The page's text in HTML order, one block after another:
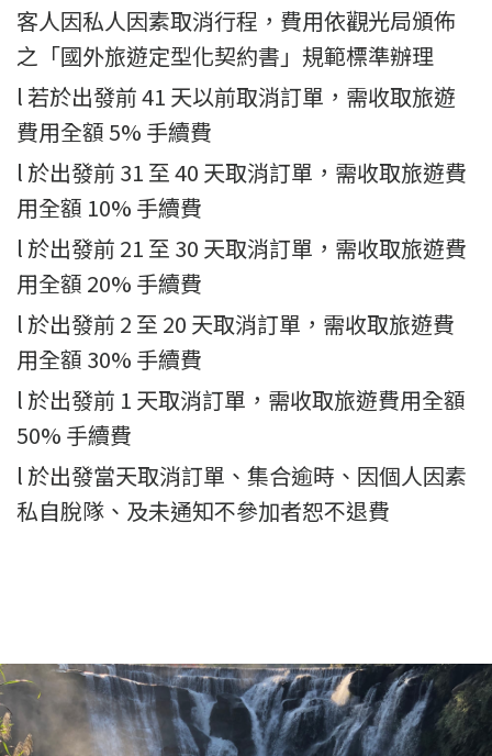
客人因私人因素取消行程，費用依觀光局頒佈
之「國外旅遊定型化契約書」規範標準辦理
l 若於出發前 41 天以前取消訂單，需收取旅遊
費用全額 5% 手續費
l 於出發前 31 至 40 天取消訂單，需收取旅遊費
用全額 10% 手續費
l 於出發前 21 至 30 天取消訂單，需收取旅遊費
用全額 20% 手續費
l 於出發前 2 至 20 天取消訂單，需收取旅遊費
用全額 30% 手續費
l 於出發前 1 天取消訂單，需收取旅遊費用全額
50% 手續費
l 於出發當天取消訂單、集合逾時、因個人因素
私自脫隊、及未通知不參加者恕不退費